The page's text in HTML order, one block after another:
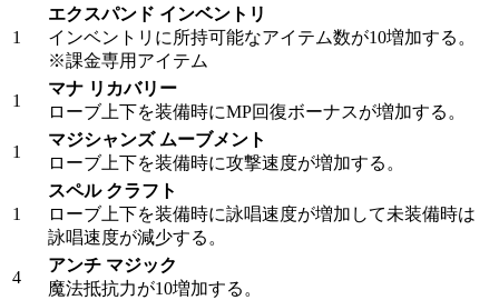
1
エクスパンド インベントリ
インベントリに所持可能なアイテム数が10増加する。
※課金専用アイテム
1
マナ リカバリー
ローブ上下を装備時にMP回復ボーナスが増加する。
1
マジシャンズ ムーブメント
ローブ上下を装備時に攻撃速度が増加する。
1
スペル クラフト
ローブ上下を装備時に詠唱速度が増加して未装備時は
詠唱速度が減少する。
4
アンチ マジック
魔法抵抗力が10増加する。